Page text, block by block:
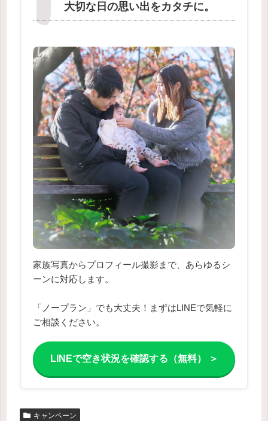
大切な日の思い出をカタチに。
家族写真からプロフィール撮影まで、あらゆるシ
ーンに対応します。
「ノープラン」でも大丈夫！まずはLINEで気軽に
ご相談ください。
LINEで空き状況を確認する（無料） ＞
キャンペーン